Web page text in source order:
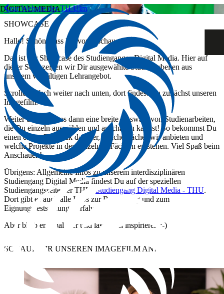
zur Website der TH Ulm
DIGITAL MEDIA
SHOWCASE
Hallo! Schön, dass Du vorbeischaust!
Das ist der Showcase des Studienganges Digital Media. Hier auf
dieser Seite zeigen wir Dir ausgewählte Studienarbeiten aus
unserem vielfältigen Lehrangebot.
Scrolle einfach weiter nach unten, dort findest Du zunächst unseren
Imagefilm.
Weiter unten gibt es dann eine breite Auswahl von Studienarbeiten,
die Du einzeln auswählen und anschauen kannst! So bekommst Du
einen ersten Eindruck darüber, welche Fächer wir anbieten und
welche Projekte in den einzelnen Fächern entstehen. Viel Spaß beim
Anschauen!
Übrigens: Allgemeine Infos zu unserem interdisziplinären
Studiengang Digital Media findest Du auf der speziellen
Studiengangsseite der THU: Studiengang Digital Media - THU.
Dort gibt es auch alle Infos zur Bewerbung und zum
Eignungsfeststellungsverfahren.
Aber bleib erst mal hier und lass Dich inspirieren ;-)
SCHAUE DIR UNSEREN IMAGEFILM AN!